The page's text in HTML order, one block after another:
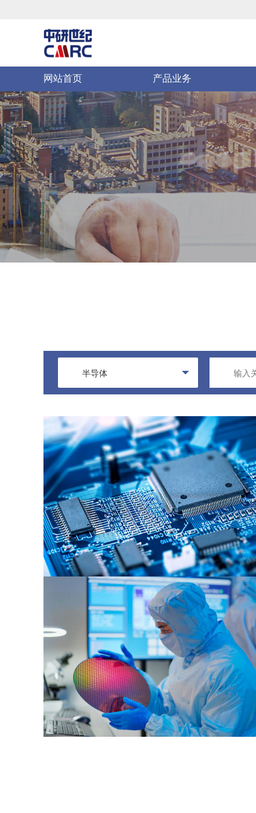
网站首页 产品业务